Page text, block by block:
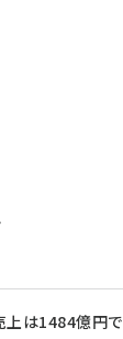
上は1484億円で